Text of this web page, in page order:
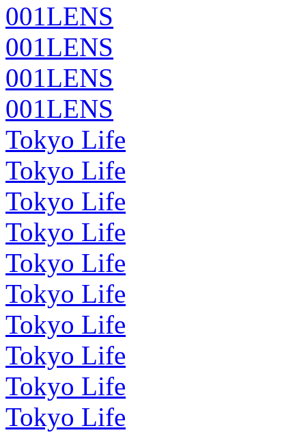
001LENS
001LENS
001LENS
001LENS
Tokyo Life
Tokyo Life
Tokyo Life
Tokyo Life
Tokyo Life
Tokyo Life
Tokyo Life
Tokyo Life
Tokyo Life
Tokyo Life